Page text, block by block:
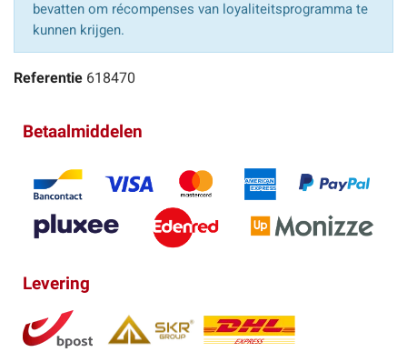
bevatten om récompenses van loyaliteitsprogramma te
kunnen krijgen.
Referentie 618470
Betaalmiddelen
Levering